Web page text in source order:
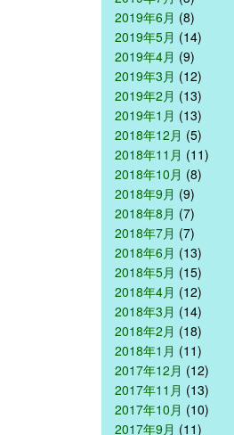
2019年6月 (8)
2019年5月 (14)
2019年4月 (9)
2019年3月 (12)
2019年2月 (13)
2019年1月 (13)
2018年12月 (5)
2018年11月 (11)
2018年10月 (8)
2018年9月 (9)
2018年8月 (7)
2018年7月 (7)
2018年6月 (13)
2018年5月 (15)
2018年4月 (12)
2018年3月 (14)
2018年2月 (18)
2018年1月 (11)
2017年12月 (12)
2017年11月 (13)
2017年10月 (10)
2017年9月 (11)